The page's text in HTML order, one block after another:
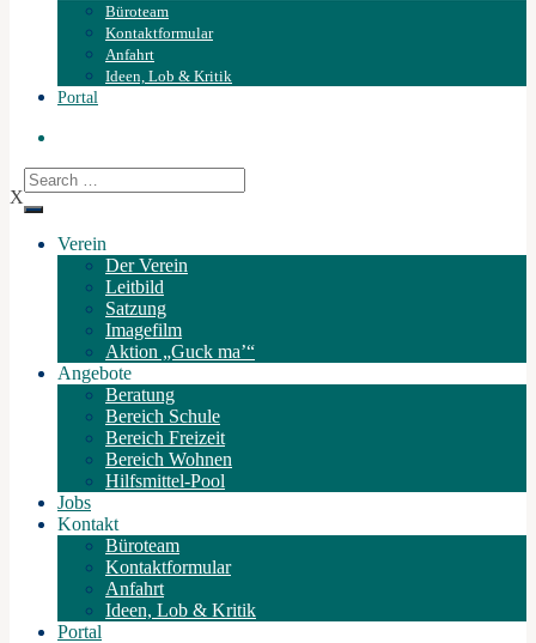
Büroteam
Kontaktformular
Anfahrt
Ideen, Lob & Kritik
Portal
X
Verein
Der Verein
Leitbild
Satzung
Imagefilm
Aktion „Guck ma’“
Angebote
Beratung
Bereich Schule
Bereich Freizeit
Bereich Wohnen
Hilfsmittel-Pool
Jobs
Kontakt
Büroteam
Kontaktformular
Anfahrt
Ideen, Lob & Kritik
Portal